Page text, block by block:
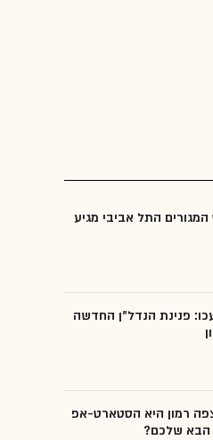
התל אביבי מגיע
פנינת הנדל"ן החדשה
רמון היא הסטארט-אפ
הבא שלכם?